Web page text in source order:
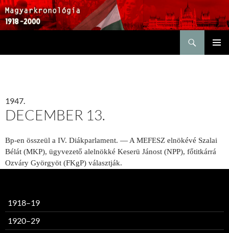
1947.
DECEMBER 13.
Bp-en összeül a IV. Diákparlament. — A MEFESZ elnökévé Szalai
Bélát (MKP), ügyvezető alelnökké Keserü Jánost (NPP), főtitkárrá
Ozváry Györgyöt (FKgP) választják.
1918–19
1920–29